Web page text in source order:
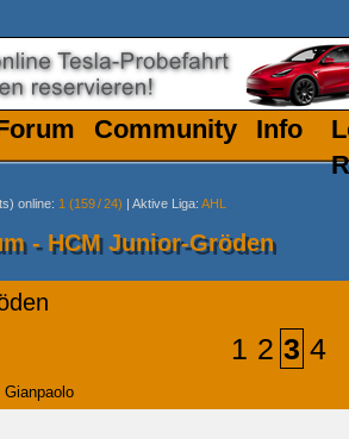
Community
Info
online: 1 (159/24) | Aktive Liga: AHL
- HCM Junior-Gröden
1 2 3 4
Gianpaolo